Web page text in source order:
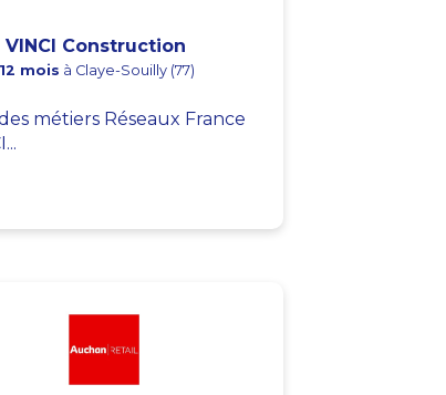
VINCI Construction
12 mois à Claye-Souilly (77)
métiers Réseaux France